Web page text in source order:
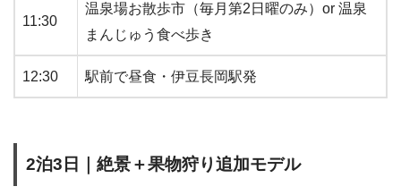
11:30
温泉場お散歩市（毎月第2日曜のみ）or 温泉
まんじゅう食べ歩き
12:30 駅前で昼食・伊豆長岡駅発
2泊3日｜絶景＋果物狩り追加モデル